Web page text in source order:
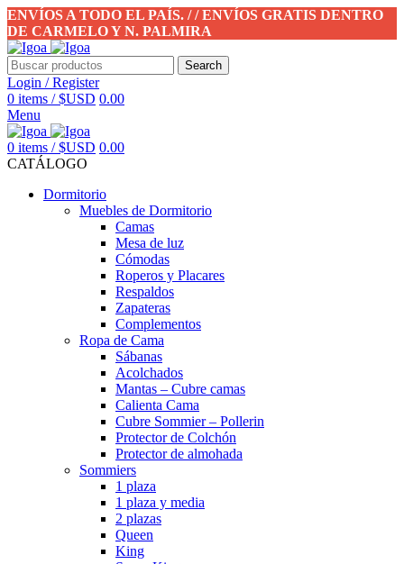
ENVÍOS A TODO EL PAÍS. / / ENVÍOS GRATIS DENTRO
DE CARMELO Y N. PALMIRA
Search
Login / Register
0 items / $USD 0.00
Menu
0 items / $USD 0.00
CATÁLOGO
Dormitorio
Muebles de Dormitorio
Camas
Mesa de luz
Cómodas
Roperos y Placares
Respaldos
Zapateras
Complementos
Ropa de Cama
Sábanas
Acolchados
Mantas – Cubre camas
Calienta Cama
Cubre Sommier – Pollerin
Protector de Colchón
Protector de almohada
Sommiers
1 plaza
1 plaza y media
2 plazas
Queen
King